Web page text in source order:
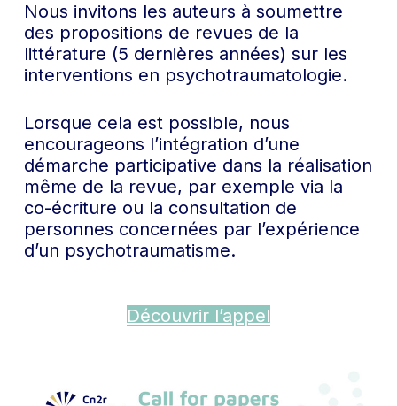
Nous invitons les auteurs à soumettre
des propositions de revues de la
littérature (5 dernières années) sur les
interventions en psychotraumatologie.
Lorsque cela est possible, nous
encourageons l’intégration d’une
démarche participative dans la réalisation
même de la revue, par exemple via la
co-écriture ou la consultation de
personnes concernées par l’expérience
d’un psychotraumatisme.
Découvrir l’appel